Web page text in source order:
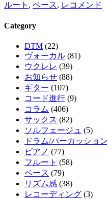
ルート , ベース, レコメンド
Category
DTM (22)
ヴォーカル (81)
ウクレレ (39)
お知らせ (88)
ギター (107)
コード進行 (9)
コラム (406)
サックス (82)
ソルフェージュ (5)
ドラム/パーカッション
ピアノ (77)
フルート (58)
ベース (79)
リズム感 (38)
レコーディング (3)